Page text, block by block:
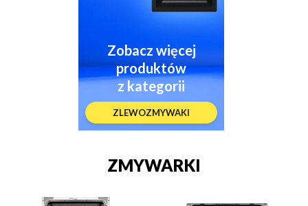
Zobacz więcej
produktów
z kategorii
ZLEWOZMYWAKI
ZMYWARKI